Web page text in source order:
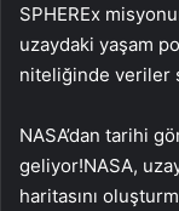
SPHEREx
uzaydaki yaşam
niteliğinde veriler
NASA’dan tarihi
geliyor!NASA,
haritasını